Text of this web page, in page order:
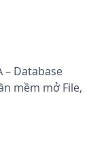
– Database
mềm mở File,